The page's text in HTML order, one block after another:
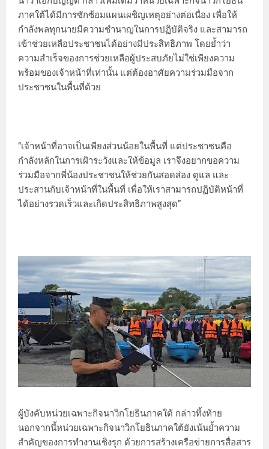
ภาคใต้ได้มีการซักซ้อมแผนเผชิญเหตุอย่างต่อเนื่อง เพื่อให้
กำลังพลทุกนายมีความชำนาญในการปฏิบัติจริง และสามารถ
เข้าช่วยเหลือประชาชนได้อย่างมีประสิทธิภาพ โดยย้ำว่า
ความสำเร็จของการช่วยเหลือผู้ประสบภัยไม่ใช่เพียงความ
พร้อมของเจ้าหน้าที่เท่านั้น แต่ต้องอาศัยความร่วมมือจาก
ประชาชนในพื้นที่ด้วย
“เจ้าหน้าที่อาจเป็นเพียงส่วนน้อยในพื้นที่ แต่ประชาชนคือ
กำลังหลักในการเฝ้าระวังและให้ข้อมูล เราจึงอยากขอความ
ร่วมมือจากพี่น้องประชาชนให้ช่วยกันสอดส่อง ดูแล และ
ประสานกับเจ้าหน้าที่ในพื้นที่ เพื่อให้เราสามารถปฏิบัติหน้าที่
ได้อย่างรวดเร็วและเกิดประสิทธิภาพสูงสุด”
ผู้บังคับหน่วยเฉพาะกิจนาวิกโยธินภาคใต้ กล่าวทิ้งท้าย
นอกจากนี้หน่วยเฉพาะกิจนาวิกโยธินภาคใต้ยังเน้นย้ำความ
สำคัญของการทำงานเชิงรุก ด้วยการสร้างเครือข่ายการสื่อสาร